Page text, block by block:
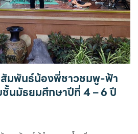
สัมพันธ์น้องพี่ชาวชมพู-ฟ้า
ชั้นมัธยมศึกษาปีที่ 4 – 6 ปี